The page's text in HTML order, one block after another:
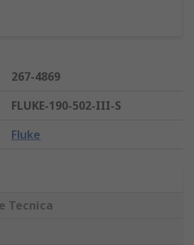
267-4869
FLUKE-190-502-III-S
Fluke
Tecnica